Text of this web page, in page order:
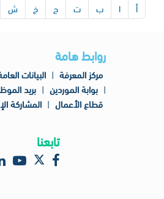
أ ا ب ت ج خ ش
روابط هامة
مركز المعرفة | البيانات
| بوابة الموردين | بريد
قطاع الأعمال | المشاركة
تابعنا